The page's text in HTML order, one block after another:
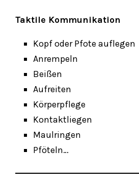
Taktile Kommunikation
Kopf oder Pfote auflegen
Anrempeln
Beißen
Aufreiten
Körperpflege
Kontaktliegen
Maulringen
Pföteln…